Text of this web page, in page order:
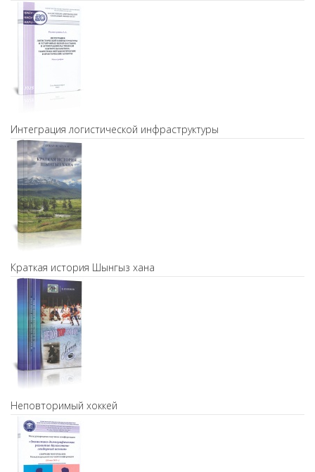
Интеграция логистической инфраструктуры
Краткая история Шынгыз хана
Неповторимый хоккей